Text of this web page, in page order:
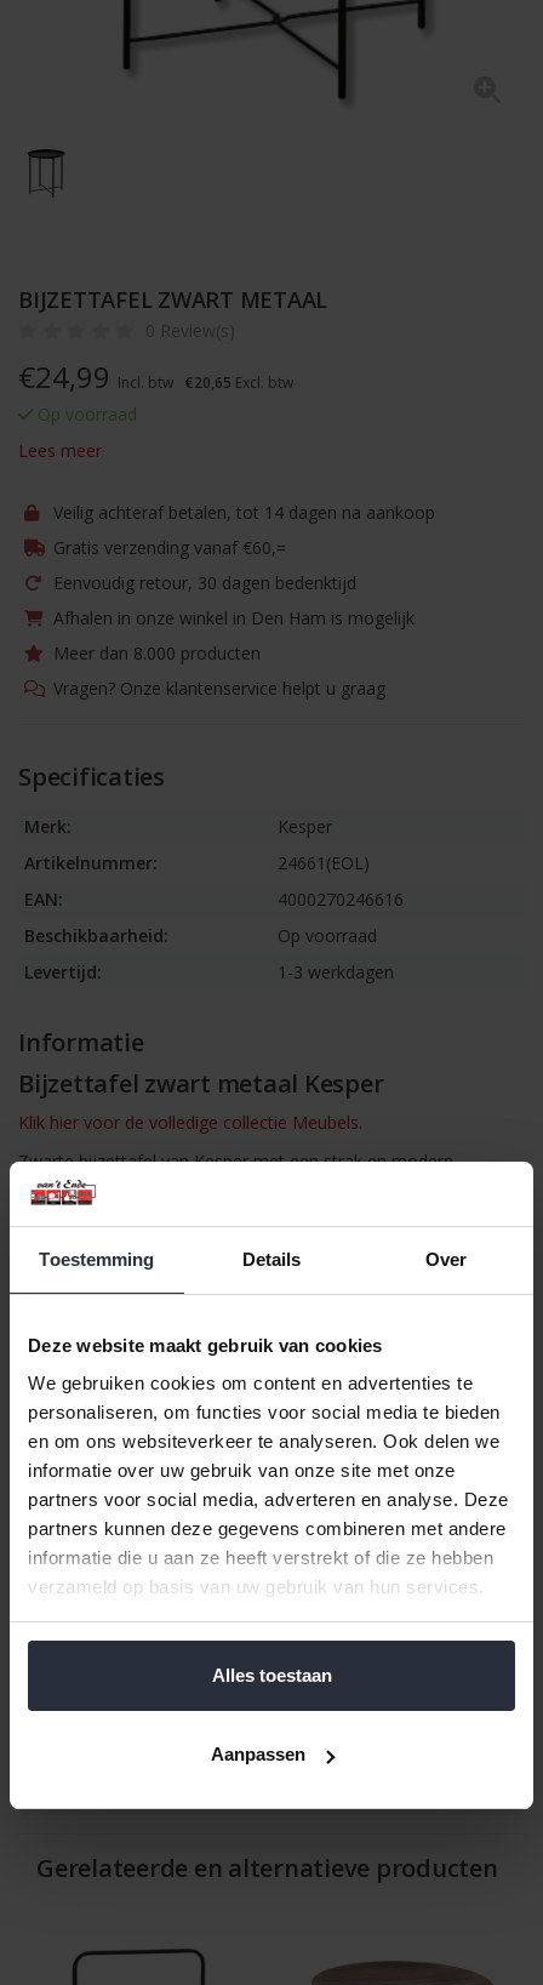
Toestemming Details Over
Deze website maakt gebruik van cookies
We gebruiken cookies om content en advertenties te
personaliseren, om functies voor social media te bieden
en om ons websiteverkeer te analyseren. Ook delen we
informatie over uw gebruik van onze site met onze
partners voor social media, adverteren en analyse. Deze
partners kunnen deze gegevens combineren met andere
informatie die u aan ze heeft verstrekt of die ze hebben
verzameld op basis van uw gebruik van hun services.
Alles toestaan
Aanpassen
BIJZETTAFEL ZWART METAAL
0 Review(s)
€24,99 Incl. btw €20,65 Excl. btw
Op voorraad
Lees meer
Veilig achteraf betalen, tot 14 dagen na aankoop
Gratis verzending vanaf €60,=
Eenvoudig retour, 30 dagen bedenktijd
Afhalen in onze winkel in Den Ham is mogelijk
Meer dan 8.000 producten
Vragen? Onze klantenservice helpt u graag
Specificaties
Merk:
Kesper
Artikelnummer:
24661(EOL)
EAN:
4000270246616
Beschikbaarheid:
Op voorraad
Levertijd:
1-3 werkdagen
Informatie
Bijzettafel zwart metaal Kesper
Klik hier voor de volledige collectie Meubels.
Zwarte bijzettafel van Kesper met een strak en modern
ontwerp. De ronde bovenkant heeft de vorm van een dienblad
snel verschuiven.
of serveren. Dankzij het metalen frame met vier stevige poten
staat de tafel stabiel en past hij makkelijk in de woonkamer,
slaapkamer of naast een fauteuil.
Door het compacte formaat is deze bijzettafel ideaal voor
dagelijks gebruik en eenvoudig te combineren met verschillende
interieurstijlen.
Specificaties:
Diameter: 47 cm
Hoogte: 50 cm
Kleur: Zwart
Reviews
Gerelateerde en alternatieve producten